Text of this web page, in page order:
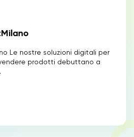
Le nostre soluzioni digitali per
prodotti debuttano a